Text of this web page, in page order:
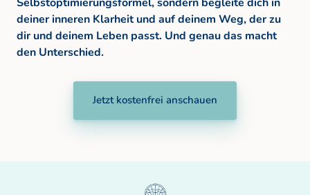
deiner inneren Klarheit und auf deinem Weg, der zu
dir und deinem Leben passt. Und genau das macht
den Unterschied.
Jetzt kostenfrei anschauen